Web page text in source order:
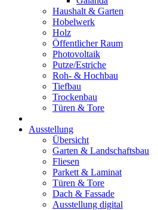
Haushalt & Garten
Hobelwerk
Holz
Öffentlicher Raum
Photovoltaik
Putze/Estriche
Roh- & Hochbau
Tiefbau
Trockenbau
Türen & Tore
Ausstellung
Übersicht
Garten & Landschaftsbau
Fliesen
Parkett & Laminat
Türen & Tore
Dach & Fassade
Ausstellung digital